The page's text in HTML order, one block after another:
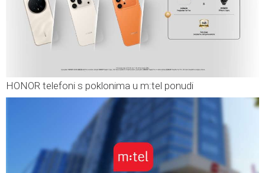
HONOR telefoni s poklonima u m:tel ponudi